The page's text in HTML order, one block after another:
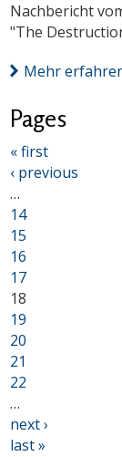
Nachbericht
"The
Mehr
Pages
« first
‹ previous
…
14
15
16
17
18
19
20
21
22
…
next ›
last »